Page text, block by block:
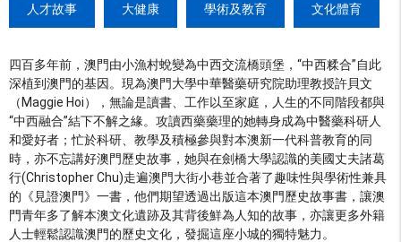
人才故事 大健康 學術及教育 文化體育
四百多年前，澳門由小漁村蛻變為中西交流橋頭堡，“中西糅合”自此
深植到澳門的基因。現為澳門大學中華醫藥研究院助理教授許貝文
（Maggie Hoi），無論是讀書、工作以至家庭，人生的不同階段都與
“中西融合”結下不解之緣。攻讀西藥藥理的她轉身成為中醫藥科研人
和愛好者；忙於科研、教學及積極參與對本澳新一代科普教育的同
時，亦不忘講好澳門歷史故事，她與在劍橋大學認識的美國丈夫諸葛
行(Christopher Chu)走遍澳門大街小巷並合著了趣味性與學術性兼具
的《見證澳門》一書，他們期望透過出版這本澳門歷史故事書，讓澳
門青年多了解本澳文化遺跡及其背後鮮為人知的故事，亦讓更多外籍
人士輕鬆認識澳門的歷史文化，發掘這座小城的獨特魅力。